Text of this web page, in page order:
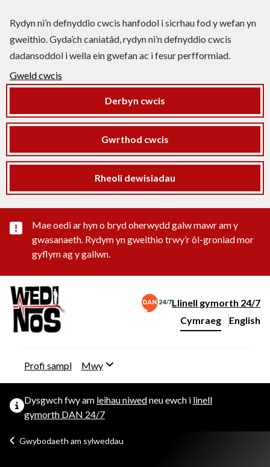
Rydyn ni’n defnyddio cwcis hanfodol i sicrhau fod y wefan yn
gweithio. Gyda’ch caniatâd, rydyn ni’n defnyddio cwcis
dadansoddol i wella ein gwefan ac i fesur perfformiad.
Gweld cwcis
Derbyn cwcis
Gwrthod cwcis
Rheoli dewisiadau
Rhybudd sylwedd pwysig
Mae oedi ar hyn o bryd oherwydd galw mawr am y
gwasanaeth. Rydym yn gweithio trwy’r ôl-groniad mor
gyflym ag y gallwn.
Llinell gymorth 24/7
Newid iaith y wefan
Cymraeg English
–
Profi sampl Mwy
Dysgwch fwy am leihau niwedneu ewch i linell
gymorth DAN 24/7
Gwybodaeth am sylweddau